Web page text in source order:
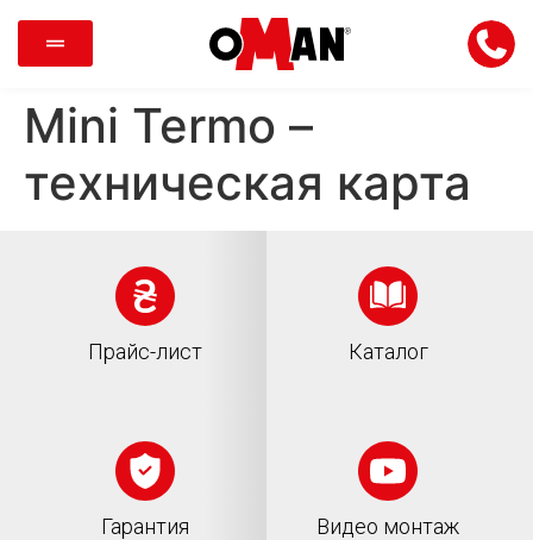
Mini Termo –
техническая карта
Прайс-лист Каталог
Гарантия Видео монтаж